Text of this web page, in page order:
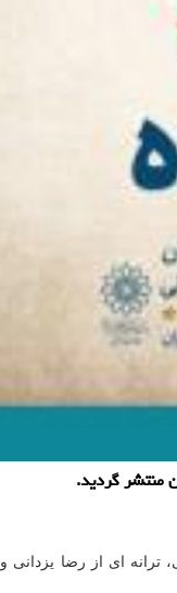
منتشر گردید.
ترانه ای از رضا